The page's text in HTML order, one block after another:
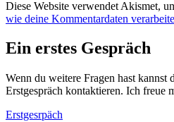
Diese Website verwendet Akismet,
wie deine Kommentardaten
Ein erstes Gespräch
Wenn du weitere Fragen hast kannst
Erstgespräch kontaktieren. Ich freue
Erstgesrpäch